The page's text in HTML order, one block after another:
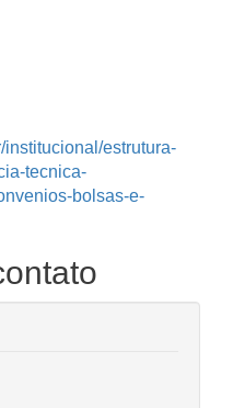
institucional/estrutura-
tecnica-
bolsas-e-